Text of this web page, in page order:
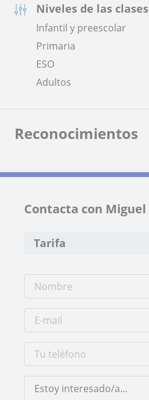
Niveles de las clases
Infantil y preescolar
Primaria
ESO
Adultos
Reconocimientos
Contacta con Miguel
Tarifa